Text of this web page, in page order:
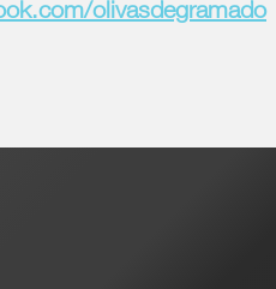
olivasdegramado